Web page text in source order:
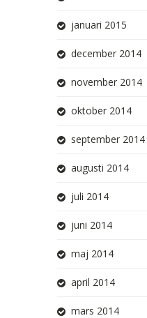
januari 2015
december 2014
november 2014
oktober 2014
september 2014
augusti 2014
juli 2014
juni 2014
maj 2014
april 2014
mars 2014